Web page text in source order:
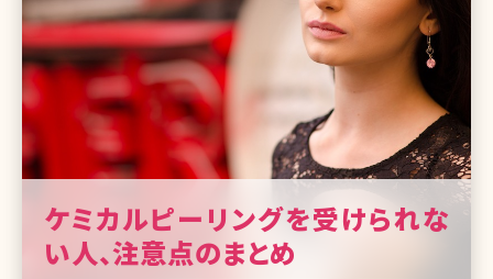
ケミカルピーリングを受けられな
い人、注意点のまとめ